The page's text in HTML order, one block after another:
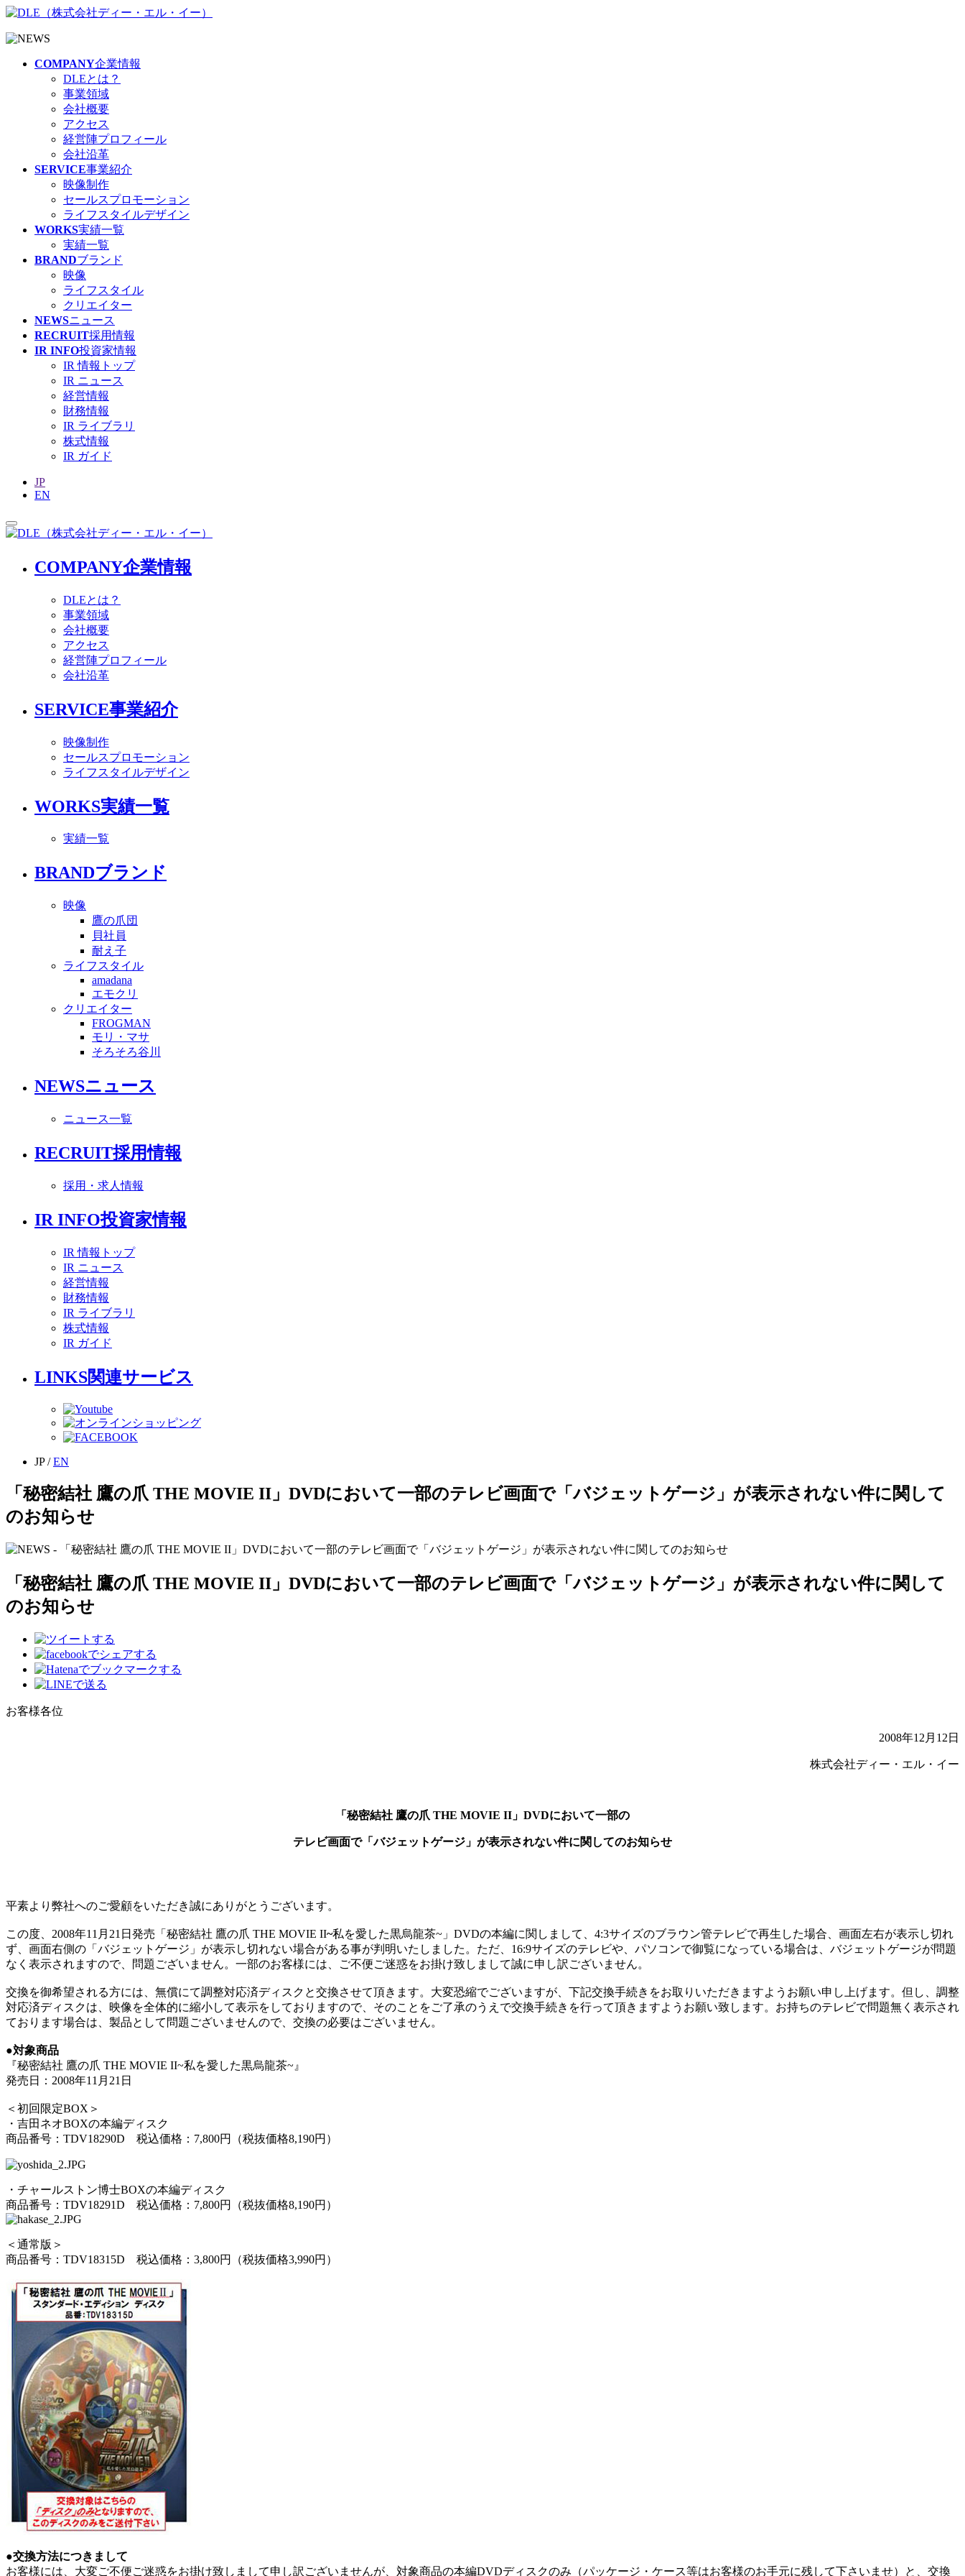
COMPANY企業情報
DLEとは？
事業領域
会社概要
アクセス
経営陣プロフィール
会社沿革
SERVICE事業紹介
映像制作
セールスプロモーション
ライフスタイルデザイン
WORKS実績一覧
実績一覧
BRANDブランド
映像
ライフスタイル
クリエイター
NEWSニュース
RECRUIT採用情報
IR INFO投資家情報
IR 情報トップ
IR ニュース
経営情報
財務情報
IR ライブラリ
株式情報
IR ガイド
JP
EN
COMPANY企業情報
DLEとは？
事業領域
会社概要
アクセス
経営陣プロフィール
会社沿革
SERVICE事業紹介
映像制作
セールスプロモーション
ライフスタイルデザイン
WORKS実績一覧
実績一覧
BRANDブランド
映像
鷹の爪団
貝社員
耐え子
ライフスタイル
amadana
エモクリ
クリエイター
FROGMAN
モリ・マサ
そろそろ谷川
NEWSニュース
ニュース一覧
RECRUIT採用情報
採用・求人情報
IR INFO投資家情報
IR 情報トップ
IR ニュース
経営情報
財務情報
IR ライブラリ
株式情報
IR ガイド
LINKS関連サービス
JP/EN
「秘密結社 鷹の爪 THE MOVIE II」DVDにおいて一部のテレビ画面で「バジェットゲージ」が表示されない件に関して
のお知らせ
「秘密結社 鷹の爪 THE MOVIE II」DVDにおいて一部のテレビ画面で「バジェットゲージ」が表示されない件に関して
のお知らせ
お客様各位
2008年12月12日
株式会社ディー・エル・イー
「秘密結社 鷹の爪 THE MOVIE II」DVDにおいて一部の
テレビ画面で「バジェットゲージ」が表示されない件に関してのお知らせ
平素より弊社へのご愛顧をいただき誠にありがとうございます。
この度、2008年11月21日発売「秘密結社 鷹の爪 THE MOVIE II~私を愛した黒烏龍茶~」DVDの本編に関しまして、4:3サイズのブラウン管テレビで再生した場合、画面左右が表示し切れ
ず、画面右側の「バジェットゲージ」が表示し切れない場合がある事が判明いたしました。ただ、16:9サイズのテレビや、パソコンで御覧になっている場合は、バジェットゲージが問題
なく表示されますので、問題ございません。一部のお客様には、ご不便ご迷惑をお掛け致しまして誠に申し訳ございません。
交換を御希望される方には、無償にて調整対応済ディスクと交換させて頂きます。大変恐縮でございますが、下記交換手続きをお取りいただきますようお願い申し上げます。但し、調整
対応済ディスクは、映像を全体的に縮小して表示をしておりますので、そのことをご了承のうえで交換手続きを行って頂きますようお願い致します。お持ちのテレビで問題無く表示され
ております場合は、製品として問題ございませんので、交換の必要はございません。
●対象商品
『秘密結社 鷹の爪 THE MOVIE II~私を愛した黒烏龍茶~』
発売日：2008年11月21日
＜初回限定BOX＞
・吉田ネオBOXの本編ディスク
商品番号：TDV18290D 税込価格：7,800円（税抜価格8,190円）
・チャールストン博士BOXの本編ディスク
商品番号：TDV18291D 税込価格：7,800円（税抜価格8,190円）
＜通常版＞
商品番号：TDV18315D 税込価格：3,800円（税抜価格3,990円）
●交換方法につきまして
お客様には、大変ご不便ご迷惑をお掛け致しまして申し訳ございませんが、対象商品の本編DVDディスクのみ（パッケージ・ケース等はお客様のお手元に残して下さいませ）と、交換